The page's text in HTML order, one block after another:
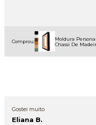
Comprou:
Moldura
Chassi De
Gostei muito
Eliana B.